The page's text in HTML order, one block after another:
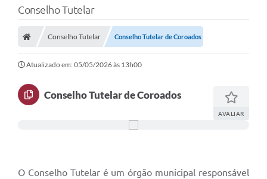
Conselho Tutelar
Conselho Tutelar Conselho Tutelar de Coroados
Atualizado em: 05/05/2026 às 13h00
Conselho Tutelar de Coroados
AVALIAR
O Conselho Tutelar é um órgão municipal responsável